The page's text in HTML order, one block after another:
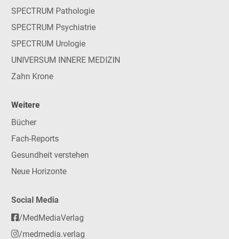
SPECTRUM Pathologie
SPECTRUM Psychiatrie
SPECTRUM Urologie
UNIVERSUM INNERE MEDIZIN
Zahn Krone
Weitere
Bücher
Fach-Reports
Gesundheit verstehen
Neue Horizonte
Social Media
/MedMediaVerlag
/medmedia.verlag